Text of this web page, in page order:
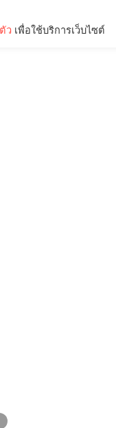
ว เพื่อใช้บริการเว็บไซต์